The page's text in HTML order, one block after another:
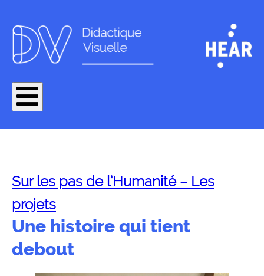
Sur les pas de l’Humanité – Les
projets
Une histoire qui tient
debout